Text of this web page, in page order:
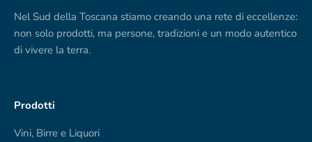
Nel Sud della Toscana stiamo creando una rete di eccellenze:
non solo prodotti, ma persone, tradizioni e un modo autentico
di vivere la terra.
Prodotti
Vini, Birre e Liquori